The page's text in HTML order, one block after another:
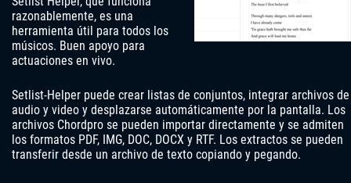
razonablemente, es una
herramienta útil para todos los
músicos. Buen apoyo para
actuaciones en vivo.
Setlist-Helper puede crear listas de conjuntos, integrar archivos de
audio y video y desplazarse automáticamente por la pantalla. Los
archivos Chordpro ​​se pueden importar directamente y se admiten
los formatos PDF, IMG, DOC, DOCX y RTF. Los extractos se pueden
transferir desde un archivo de texto copiando y pegando.